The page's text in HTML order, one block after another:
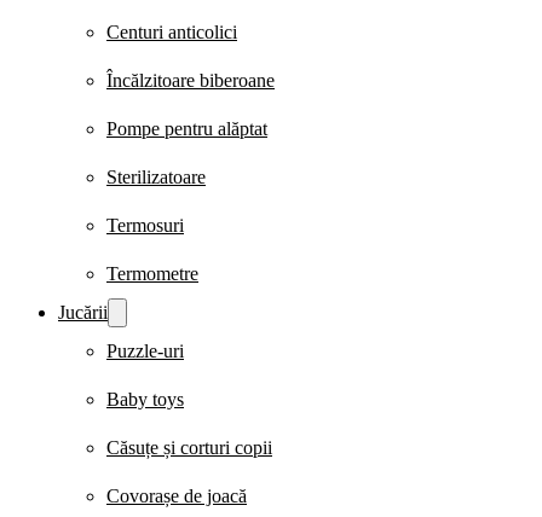
Centuri anticolici
Încălzitoare biberoane
Pompe pentru alăptat
Sterilizatoare
Termosuri
Termometre
Jucării
Puzzle-uri
Baby toys
Căsuțe și corturi copii
Covorașe de joacă